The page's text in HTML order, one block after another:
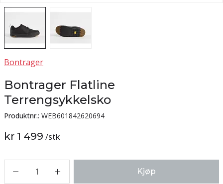
Bontrager
Bontrager Flatline
Terrengsykkelsko
Produktnr.: WEB601842620694
kr 1 499 /stk
1 Kjøp